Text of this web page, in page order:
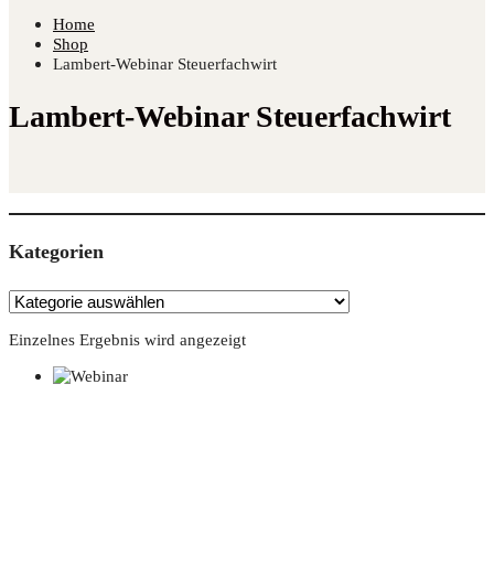
Home
Shop
Lambert-Webinar Steuerfachwirt
Lambert-Webinar Steuerfachwirt
Kate­go­rien
Einzelnes Ergebnis wird angezeigt